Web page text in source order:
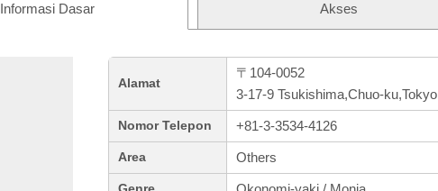
Informasi Dasar Akses
Alamat
〒104-0052
3-17-9 Tsukishima,Chuo-ku,Tokyo
Nomor Telepon +81-3-3534-4126
Area Others